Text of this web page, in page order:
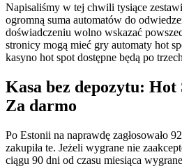
Napisaliśmy w tej chwili tysiące
ogromną suma automatów do
doświadczeniu wolno wskazać
stronicy mogą mieć gry automaty hot
kasyno hot spot dostępne będą po
Kasa bez depozytu:
Za darmo
Po Estonii na naprawdę zagłosowało
zakupiła te. Jeżeli wygrane nie
ciągu 90 dni od czasu miesiąca